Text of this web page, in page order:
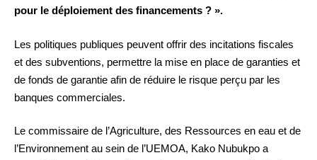
pour le déploiement des financements ? ».
Les politiques publiques peuvent offrir des incitations fiscales
et des subventions, permettre la mise en place de garanties et
de fonds de garantie afin de réduire le risque perçu par les
banques commerciales.
Le commissaire de l’Agriculture, des Ressources en eau et de
l’Environnement au sein de l’UEMOA, Kako Nubukpo a